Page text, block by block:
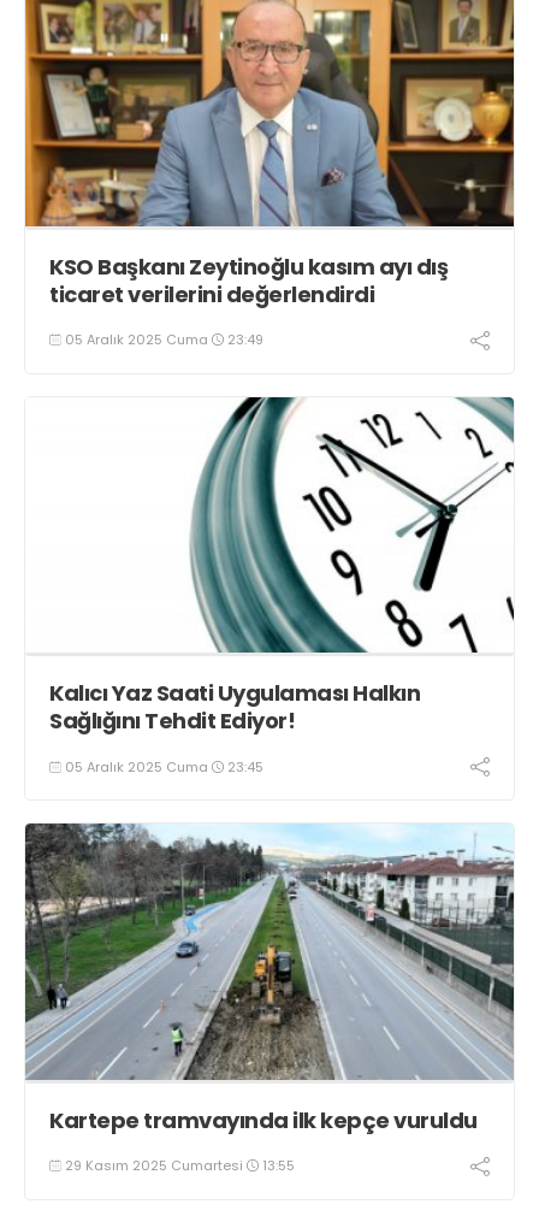
KSO Başkanı Zeytinoğlu kasım ayı dış
ticaret verilerini değerlendirdi
05 Aralık 2025 Cuma 23:49
Kalıcı Yaz Saati Uygulaması Halkın
Sağlığını Tehdit Ediyor!
05 Aralık 2025 Cuma 23:45
Kartepe tramvayında ilk kepçe vuruldu
29 Kasım 2025 Cumartesi 13:55